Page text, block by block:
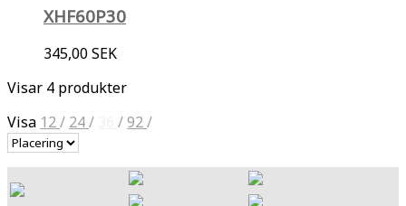
XHF60P30
345,00 SEK
Visar 4 produkter
Visa 12/ 24/ /92/